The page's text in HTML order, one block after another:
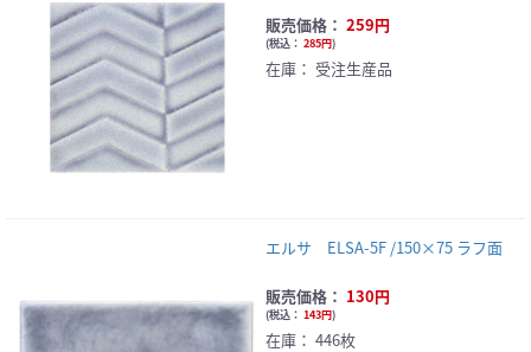
販売価格： 259円
(税込： 285円)
在庫： 受注生産品
エルサ ELSA-5F /150×75 ラフ面
販売価格： 130円
(税込： 143円)
在庫： 446枚